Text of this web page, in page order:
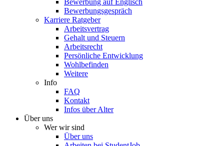
Bewerbung auf Englisch
Bewerbungsgespräch
Karriere Ratgeber
Arbeitsvertrag
Gehalt und Steuern
Arbeitsrecht
Persönliche Entwicklung
Wohlbefinden
Weitere
Info
FAQ
Kontakt
Infos über Alter
Über uns
Wer wir sind
Über uns